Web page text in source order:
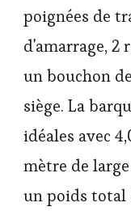
poignées de
d'amarrage, 2
un bouchon
siège. La
idéales avec
mètre de
un poids total